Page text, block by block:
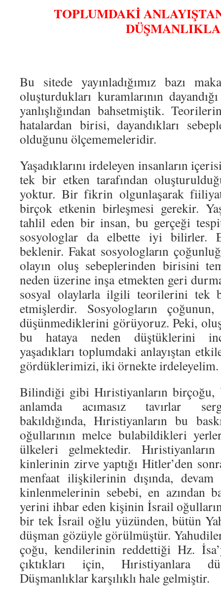
TOPLUMDAKİ
Bu sitede yayınladığımız bazı
oluşturdukları kuramlarının
yanlışlığından bahsetmiştik.
hatalardan birisi, dayandıkları
olduğunu ölçememeleridir.
Yaşadıklarını irdeleyen insanların
tek bir etken tarafından
yoktur. Bir fikrin olgunlaşarak
birçok etkenin birleşmesi gerekir.
tahlil eden bir insan, bu gerçeği
sosyologlar da elbette iyi bilirler.
beklenir. Fakat sosyologların
olayın oluş sebeplerinden birisini
neden üzerine inşa etmekten geri
sosyal olaylarla ilgili teorilerini tek
etmişlerdir. Sosyologların
düşünmediklerini görüyoruz. Peki,
bu hataya neden düştüklerini
yaşadıkları toplumdaki anlayıştan
gördüklerimizi, iki örnekte irdeleyelim.
Bilindiği gibi Hıristiyanların birçoğu,
anlamda acımasız tavırlar
bakıldığında, Hıristiyanların bu
oğullarının melce bulabildikleri
ülkeleri gelmektedir.
kinlerinin zirve yaptığı Hitler’den
menfaat ilişkilerinin dışında,
kinlenmelerinin sebebi, en azından
yerini ihbar eden kişinin İsrail
bir tek İsrail oğlu yüzünden, bütün
düşman gözüyle görülmüştür.
çoğu, kendilerinin reddettiği Hz.
çıktıkları için, Hıristiyanlara
Düşmanlıklar karşılıklı hale gelmiştir.